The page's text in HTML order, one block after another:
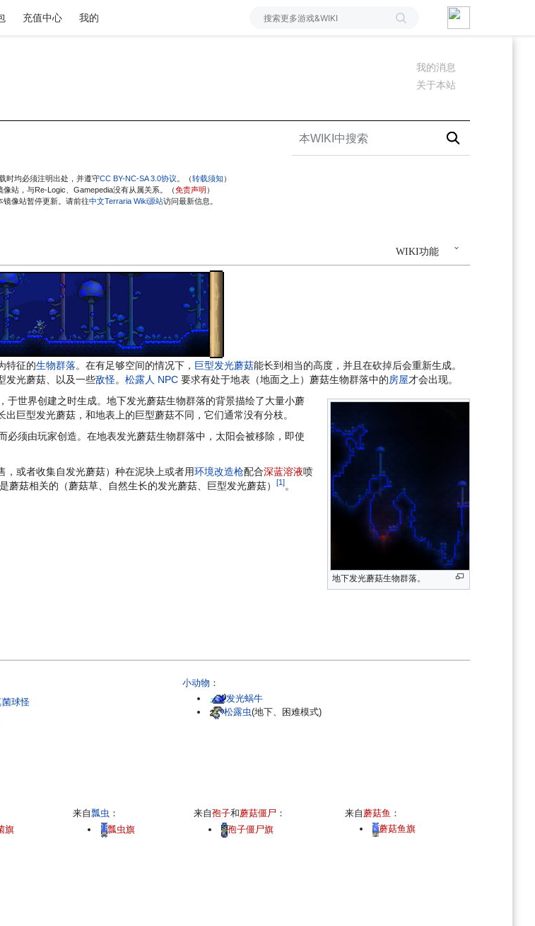
充值中心 我的
我的消息
关于本站
时均必须注明出处，并遵守CC BY-NC-SA 3.0协议 。（转载须知 ）
像站，与Re-Logic、Gamepedia没有从属关系。（免责声明 ）
镜像站暂停更新。请前往中文Terraria Wiki源站访问最新信息。
WIKI功能
特征的生物群落。在有足够空间的情况下， 巨型发光蘑菇能长到相当的高度，并且在砍掉后会重新生成。
发光蘑菇、以及一些敌怪。 松露人 NPC 要求有处于地表（地面之上）蘑菇生物群落中的房屋才会出现。
地下发光蘑菇生物群落。
于世界创建之时生成。地下发光蘑菇生物群落的背景描绘了大量小蘑
巨型发光蘑菇，和地表上的巨型蘑菇不同，它们通常没有分枝。
必须由玩家创造。在地表发光蘑菇生物群落中，太阳会被移除，即使
，或者收集自发光蘑菇）种在泥块上或者用环境改造枪配合深蓝溶液喷
菇相关的（蘑菇草、自然生长的发光蘑菇、巨型发光蘑菇） [1] 。
菌球怪
小动物 ：
发光蜗牛
松露虫(地下、困难模式)
旗
来自瓢虫 ：
瓢虫旗
来自孢子和蘑菇僵尸 ：
孢子僵尸旗
来自蘑菇鱼 ：
蘑菇鱼旗